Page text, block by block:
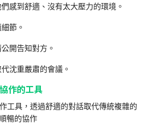
感到舒適、沒有太大壓力的環境。
節。
開告知對方。
沈重嚴肅的會議。
作的工具
工具，透過舒適的對話取代傳統複雜的
暢的協作